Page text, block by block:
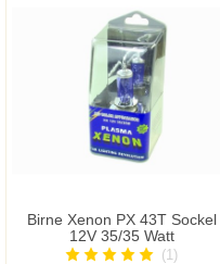
Birne Xenon PX 43T Sockel
12V 35/35 Watt
(1)